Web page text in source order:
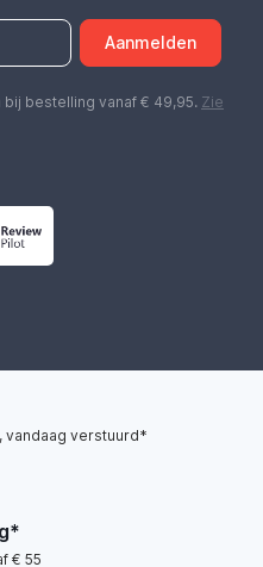
Aanmelden
bestelling vanaf € 49,95. Zie
vandaag verstuurd*
€ 55